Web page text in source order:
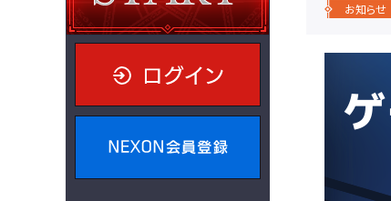
お知らせ